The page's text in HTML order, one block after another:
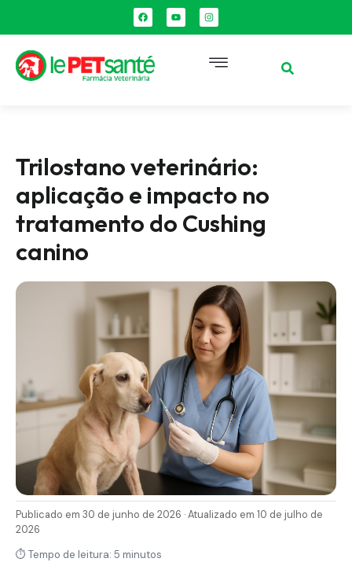
Trilostano veterinário:
aplicação e impacto no
tratamento do Cushing
canino
Publicado em 30 de junho de 2026 · Atualizado em 10 de julho de
2026
⏱ Tempo de leitura: 5 minutos